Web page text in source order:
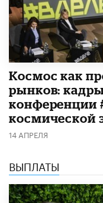
Космос как
рынков:
конференции
космической
14 АПРЕЛЯ
ВЫПЛАТЫ